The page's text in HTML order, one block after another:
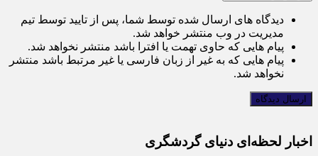
دیدگاه های ارسال شده توسط شما، پس از تایید توسط تیم
مدیریت در وب منتشر خواهد شد.
پیام هایی که حاوی تهمت یا افترا باشد منتشر نخواهد شد.
پیام هایی که به غیر از زبان فارسی یا غیر مرتبط باشد منتشر
نخواهد شد.
اخبار لحظه‌ای دنیای گردشگری